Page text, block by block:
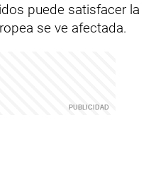
puede satisfacer la
se ve afectada.